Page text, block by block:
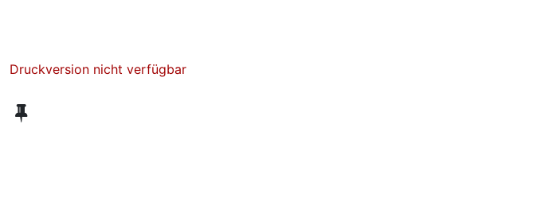
Druckversion nicht verfügbar